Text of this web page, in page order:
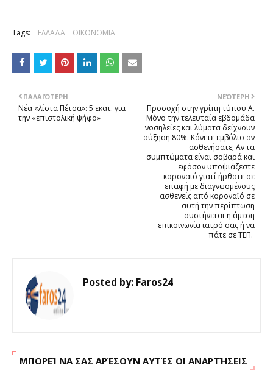
Tags: ΕΛΛΑΔΑ ΟΙΚΟΝΟΜΙΑ
ΝΕΌΤΕΡΗ
Προσοχή στην γρίπη τύπου Α.
Μόνο την τελευταία εβδομάδα
νοσηλείες και λύματα δείχνουν
αύξηση 80%. Κάνετε εμβόλιο αν
ασθενήσατε; Αν τα
συμπτώματα είναι σοβαρά και
εφόσον υποψιάζεστε
κοροναϊό γιατί ήρθατε σε
επαφή με διαγνωσμένους
ασθενείς από κοροναϊό σε
αυτή την περίπτωση
συστήνεται η άμεση
επικοινωνία ιατρό σας ή να
πάτε σε ΤΕΠ.
ΠΑΛΑΙΌΤΕΡΗ
Νέα «λίστα Πέτσα»: 5 εκατ. για
την «επιστολική ψήφο»
Posted by: Faros24
ΜΠΟΡΕΊ ΝΑ ΣΑΣ ΑΡΈΣΟΥΝ ΑΥΤΈΣ ΟΙ ΑΝΑΡΤΉΣΕΙΣ